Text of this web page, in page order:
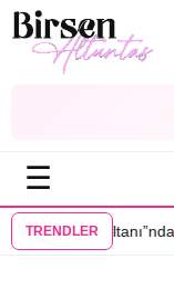
☰
TRENDLER
“Karakuyu” dizisine